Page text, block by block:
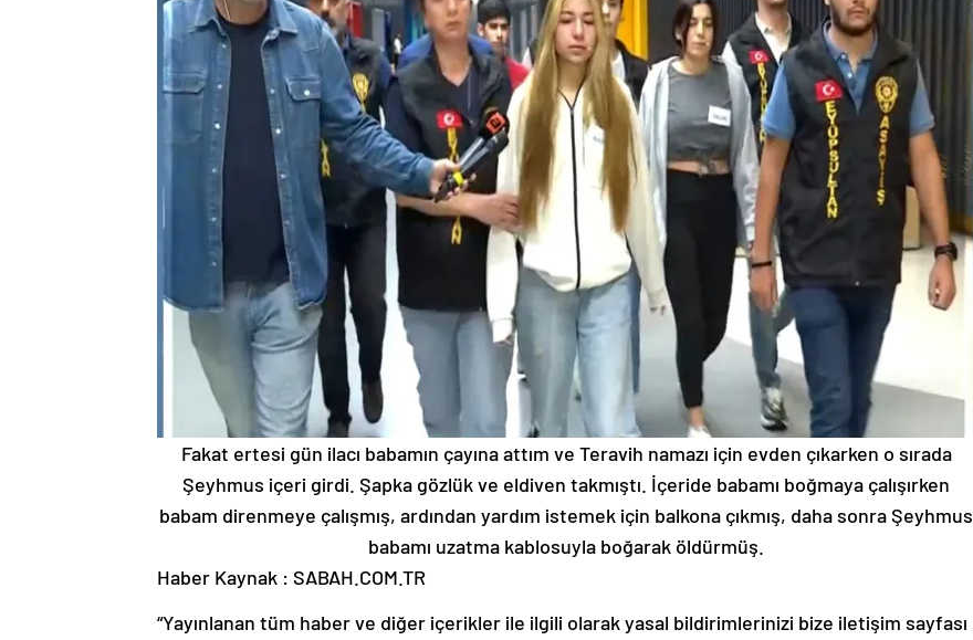
Fakat ertesi gün ilacı babamın çayına attım ve Teravih namazı için evden çıkarken o sırada
Şeyhmus içeri girdi. Şapka gözlük ve eldiven takmıştı. İçeride babamı boğmaya çalışırken
babam direnmeye çalışmış, ardından yardım istemek için balkona çıkmış, daha sonra Şeyhmus
babamı uzatma kablosuyla boğarak öldürmüş.
Haber Kaynak : SABAH.COM.TR
“Yayınlanan tüm haber ve diğer içerikler ile ilgili olarak yasal bildirimlerinizi bize iletişim sayfası